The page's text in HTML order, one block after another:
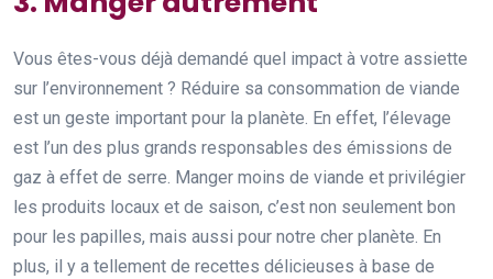
Vous êtes-vous déjà demandé quel impact à votre assiette
sur l’environnement ? Réduire sa consommation de viande
est un geste important pour la planète. En effet, l’élevage
est l’un des plus grands responsables des émissions de
gaz à effet de serre. Manger moins de viande et privilégier
les produits locaux et de saison, c’est non seulement bon
pour les papilles, mais aussi pour notre cher planète. En
plus, il y a tellement de recettes délicieuses à base de